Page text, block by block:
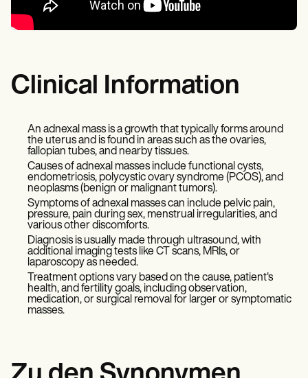
Clinical Information
An adnexal mass is a growth that typically forms around
the uterus and is found in areas such as the ovaries,
fallopian tubes, and nearby tissues.
Causes of adnexal masses include functional cysts,
endometriosis, polycystic ovary syndrome (PCOS), and
neoplasms (benign or malignant tumors).
Symptoms of adnexal masses can include pelvic pain,
pressure, pain during sex, menstrual irregularities, and
various other discomforts.
Diagnosis is usually made through ultrasound, with
additional imaging tests like CT scans, MRIs, or
laparoscopy as needed.
Treatment options vary based on the cause, patient's
health, and fertility goals, including observation,
medication, or surgical removal for larger or symptomatic
masses.